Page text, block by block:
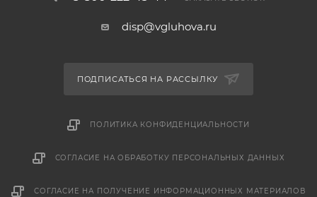
disp@vgluhova.ru
ПОДПИСАТЬСЯ НА РАССЫЛКУ
ПОЛИТИКА КОНФИДЕНЦИАЛЬНОСТИ
СОГЛАСИЕ НА ОБРАБОТКУ ПЕРСОНАЛЬНЫХ ДАННЫХ
СОГЛАСИЕ НА ПОЛУЧЕНИЕ ИНФОРМАЦИОННЫХ МАТЕРИАЛОВ